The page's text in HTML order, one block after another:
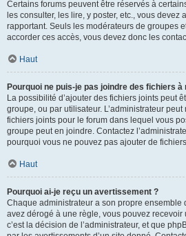
Certains forums peuvent être réservés à
les consulter, les lire, y poster, etc., vous devez
rapportant. Seuls les modérateurs de groupes
accorder ces accès, vous devez donc les
Haut
Pourquoi ne puis-je pas joindre des fichiers à
La possibilité d’ajouter des fichiers joints peut
groupe, ou par utilisateur. L’administrateur
fichiers joints pour le forum dans lequel vous
groupe peut en joindre. Contactez
pourquoi vous ne pouvez pas ajouter de
Haut
Pourquoi ai-je reçu un avertissement ?
Chaque administrateur a son propre ensemble
avez dérogé à une règle, vous pouvez recevoir
c’est la décision de l’administrateur, et que